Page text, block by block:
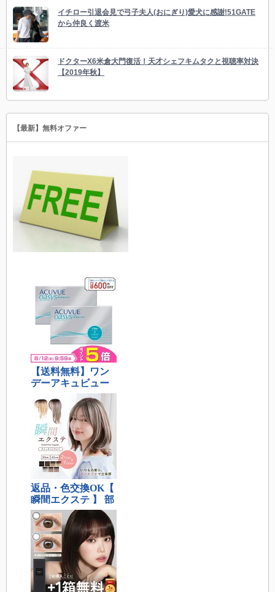
イチロー引退会見で弓子夫人(おにぎり)愛犬に感謝!51GATE
から仲良く渡米
ドクターX6米倉大門復活！天才シェフキムタクと視聴率対決
【2019年秋】
【最新】無料オファー